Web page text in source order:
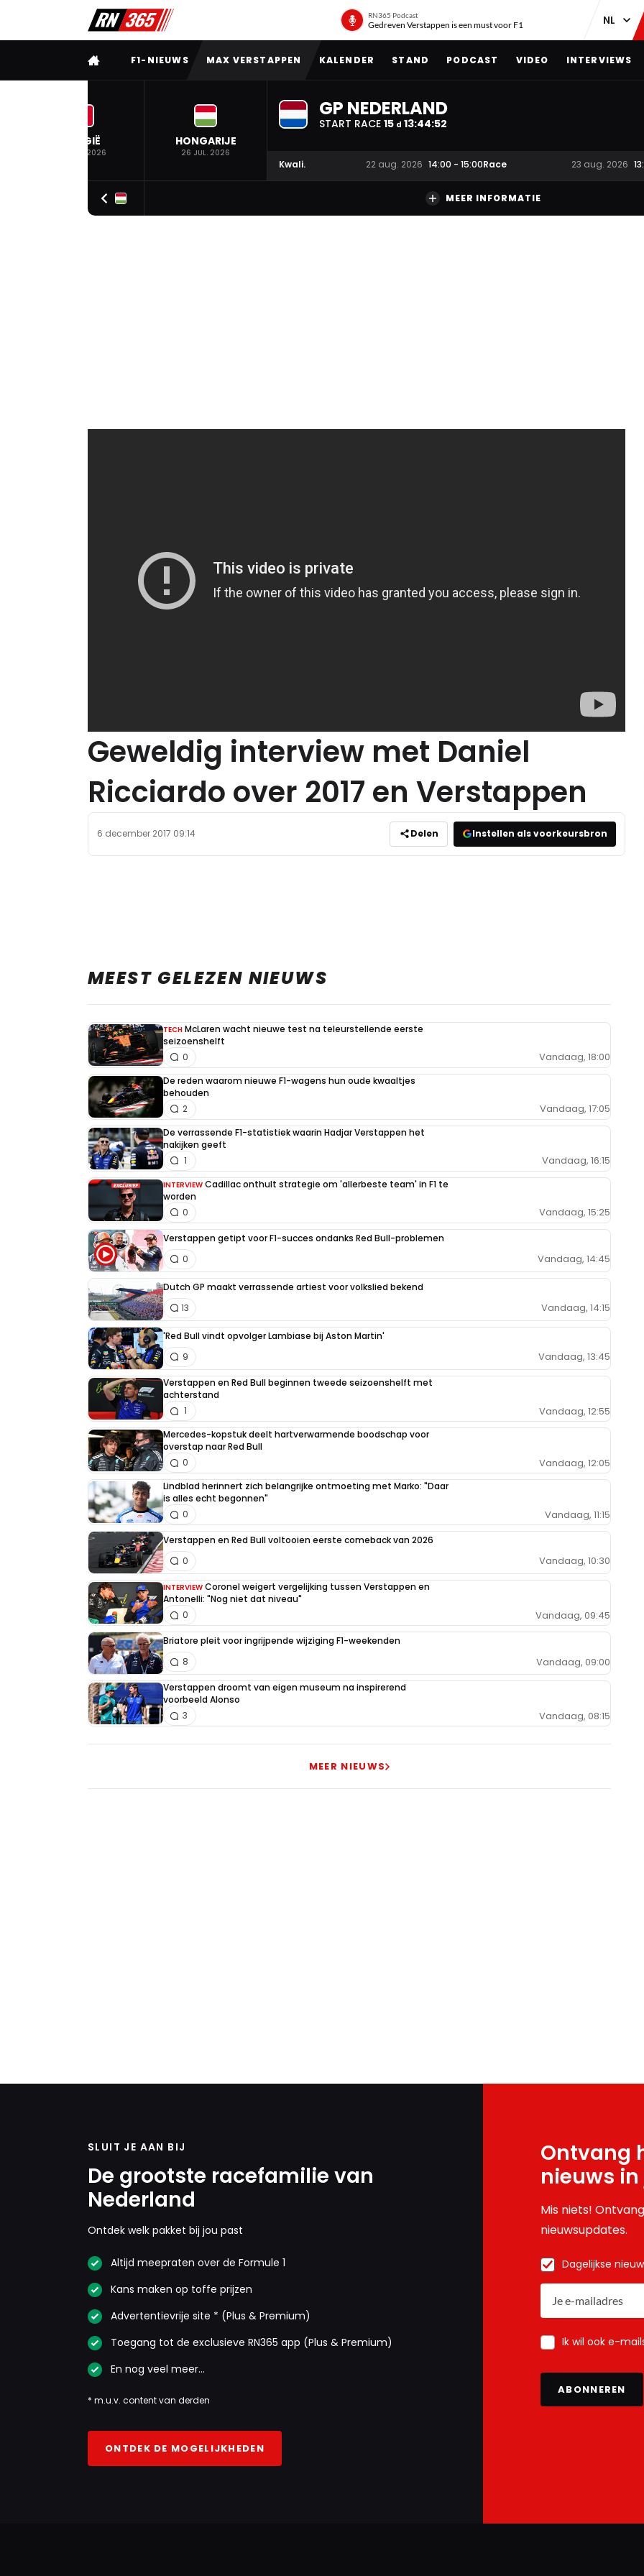
RN365 Podcast
Gedreven Verstappen is een must voor F1
VOLLEDIG MENU
F1-NIEUWS MAX VERSTAPPEN KALENDER STAND PODCAST VIDEO INTERVIEWS
BELGIË
19 JUL. 2026
HONGARIJE
26 JUL. 2026
GP NEDERLAND
START RACE 15 d 13:44:51
Kwali. 22 aug. 2026 14:00 - 15:00Race 23 aug. 2026
MEER INFORMATIE
Geweldig interview met Daniel
Ricciardo over 2017 en Verstappen
6 december 2017 09:14 Delen Instellen als voorkeursbron
MEEST GELEZEN NIEUWS
TECH McLaren wacht nieuwe test na teleurstellende eerste
seizoenshelft
Vandaag, 18:00
0
De reden waarom nieuwe F1-wagens hun oude kwaaltjes
behouden
Vandaag, 17:05
2
De verrassende F1-statistiek waarin Hadjar Verstappen het
nakijken geeft
Vandaag, 16:15
1
INTERVIEW Cadillac onthult strategie om 'allerbeste team' in F1 te
worden
Vandaag, 15:25
0
Verstappen getipt voor F1-succes ondanks Red Bull-problemen
Vandaag, 14:45
0
Dutch GP maakt verrassende artiest voor volkslied bekend
Vandaag, 14:15
13
'Red Bull vindt opvolger Lambiase bij Aston Martin'
Vandaag, 13:45
9
Verstappen en Red Bull beginnen tweede seizoenshelft met
achterstand
Vandaag, 12:55
1
Mercedes-kopstuk deelt hartverwarmende boodschap voor
overstap naar Red Bull
Vandaag, 12:05
0
Lindblad herinnert zich belangrijke ontmoeting met Marko: "Daar
is alles echt begonnen"
Vandaag, 11:15
0
Verstappen en Red Bull voltooien eerste comeback van 2026
Vandaag, 10:30
0
INTERVIEW Coronel weigert vergelijking tussen Verstappen en
Antonelli: "Nog niet dat niveau"
Vandaag, 09:45
0
Briatore pleit voor ingrijpende wijziging F1-weekenden
Vandaag, 09:00
8
Verstappen droomt van eigen museum na inspirerend
voorbeeld Alonso
Vandaag, 08:15
3
MEER NIEUWS
SLUIT JE AAN BIJ
De grootste racefamilie van
Nederland
Ontdek welk pakket bij jou past
Altijd meepraten over de Formule 1
Kans maken op toffe prijzen
Advertentievrije site * (Plus & Premium)
Toegang tot de exclusieve RN365 app (Plus & Premium)
En nog veel meer…
* m.u.v. content van derden
ONTDEK DE MOGELIJKHEDEN
Ontvang
nieuws
Mis niets!
nieuwsupdates.
Dagelijkse
Ik wil ook e-
ABONNEREN